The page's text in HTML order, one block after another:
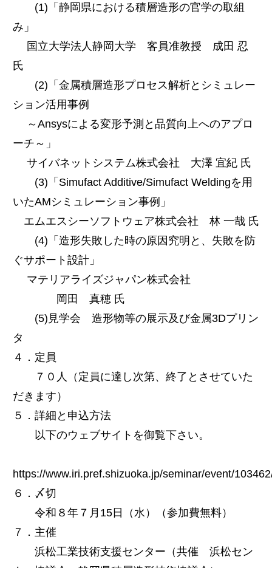
(1)「静岡県における積層造形の官学の取組
み」
国立大学法人静岡大学 客員准教授 成田 忍
氏
(2)「金属積層造形プロセス解析とシミュレー
ション活用事例
～Ansysによる変形予測と品質向上へのアプロ
ーチ～」
サイバネットシステム株式会社 大澤 宜紀 氏
(3)「Simufact Additive/Simufact Weldingを用
いたAMシミュレーション事例」
エムエスシーソフトウェア株式会社 林 一哉 氏
(4)「造形失敗した時の原因究明と、失敗を防
ぐサポート設計」
マテリアライズジャパン株式会社
岡田 真穂 氏
(5)見学会 造形物等の展示及び金属3Dプリン
タ
４．定員
７０人（定員に達し次第、終了とさせていた
だきます）
５．詳細と申込方法
以下のウェブサイトを御覧下さい。
https://www.iri.pref.shizuoka.jp/seminar/event/
６．〆切
令和８年７月15日（水）（参加費無料）
７．主催
浜松工業技術支援センター（共催 浜松セン